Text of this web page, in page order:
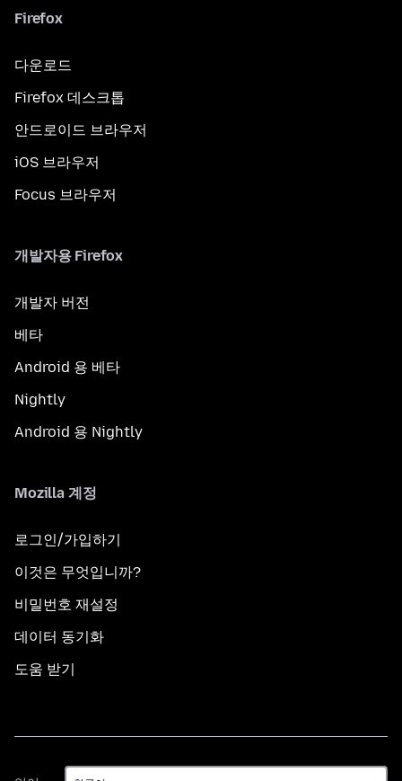
Firefox
다운로드
Firefox 데스크톱
안드로이드 브라우저
iOS 브라우저
Focus 브라우저
개발자용 Firefox
개발자 버전
베타
Android 용 베타
Nightly
Android 용 Nightly
Mozilla 계정
로그인/가입하기
이것은 무엇입니까?
비밀번호 재설정
데이터 동기화
도움 받기
언